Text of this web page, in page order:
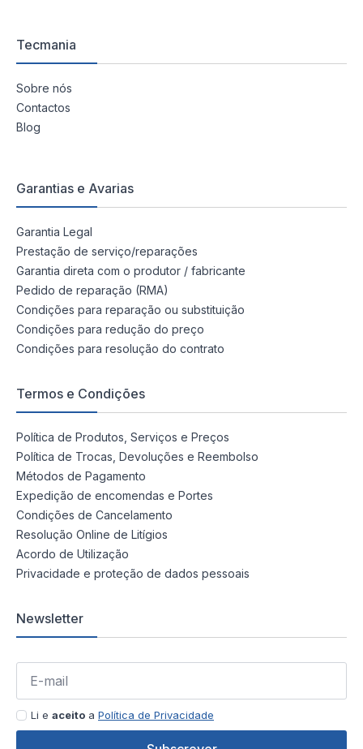
Tecmania
Sobre nós
Contactos
Blog
Garantias e Avarias
Garantia Legal
Prestação de serviço/reparações
Garantia direta com o produtor / fabricante
Pedido de reparação (RMA)
Condições para reparação ou substituição
Condições para redução do preço
Condições para resolução do contrato
Termos e Condições
Política de Produtos, Serviços e Preços
Política de Trocas, Devoluções e Reembolso
Métodos de Pagamento
Expedição de encomendas e Portes
Condições de Cancelamento
Resolução Online de Litígios
Acordo de Utilização
Privacidade e proteção de dados pessoais
Newsletter
Li e aceito a Política de Privacidade